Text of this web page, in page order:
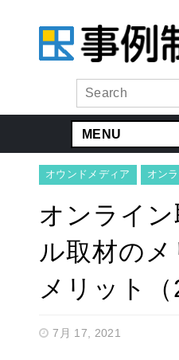
MENU
オウンドメディア オン
オンライ
ル取材の
メリット（
7月 17, 2021